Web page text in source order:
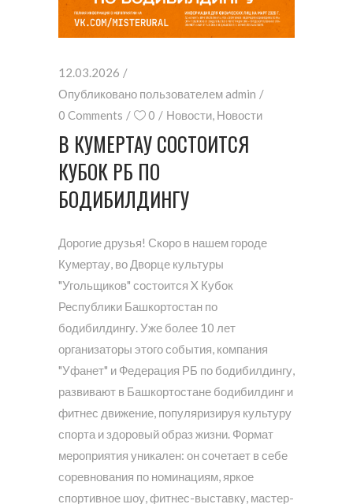
12.03.2026
Опубликовано пользователемadmin
0 Comments
0 Новости, Новости
В КУМЕРТАУ СОСТОИТСЯ
КУБОК РБ ПО
БОДИБИЛДИНГУ
Дорогие друзья! Скоро в нашем городе
Кумертау, во Дворце культуры
"Угольщиков" состоится X Кубок
Республики Башкортостан по
бодибилдингу. Уже более 10 лет
организаторы этого события, компания
"Уфанет" и Федерация РБ по бодибилдингу,
развивают в Башкортостане бодибилдинг и
фитнес движение, популяризируя культуру
спорта и здоровый образ жизни. Формат
мероприятия уникален: он сочетает в себе
соревнования по номинациям, яркое
спортивное шоу, фитнес-выставку, мастер-